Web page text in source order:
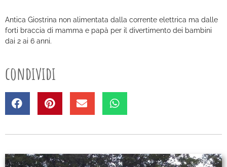
Antica Giostrina non alimentata dalla corrente elettrica ma dalle
forti braccia di mamma e papà per il divertimento dei bambini
dai 2 ai 6 anni.
condividi